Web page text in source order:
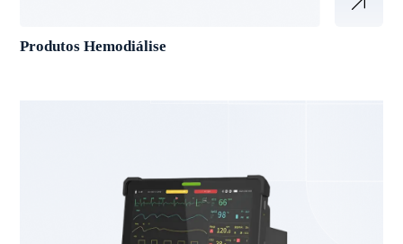
Produtos Hemodiálise